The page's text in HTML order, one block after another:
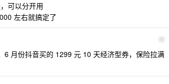
可以分开用
左右就搞定了
9
月份抖音买的 1299 元 10 天经济型券，保险拉满